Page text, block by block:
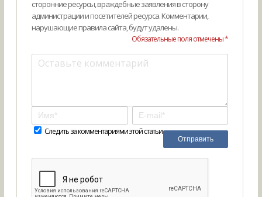
сторонние ресурсы, враждебные заявления в сторону
администрации и посетителей ресурса. Комментарии,
нарушающие правила сайта, будут удалены.
Обязательные поля отмечены *
Следить за комментариями этой статьи